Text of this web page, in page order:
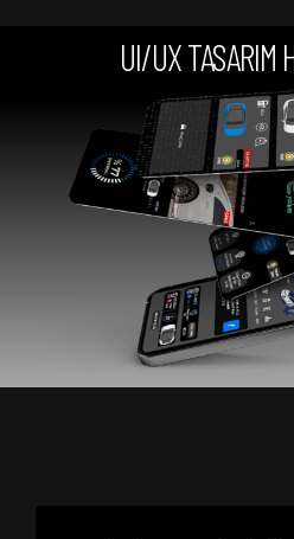
UI/UX TASARIM